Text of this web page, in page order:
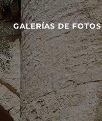
GALERÍAS DE FOTOS